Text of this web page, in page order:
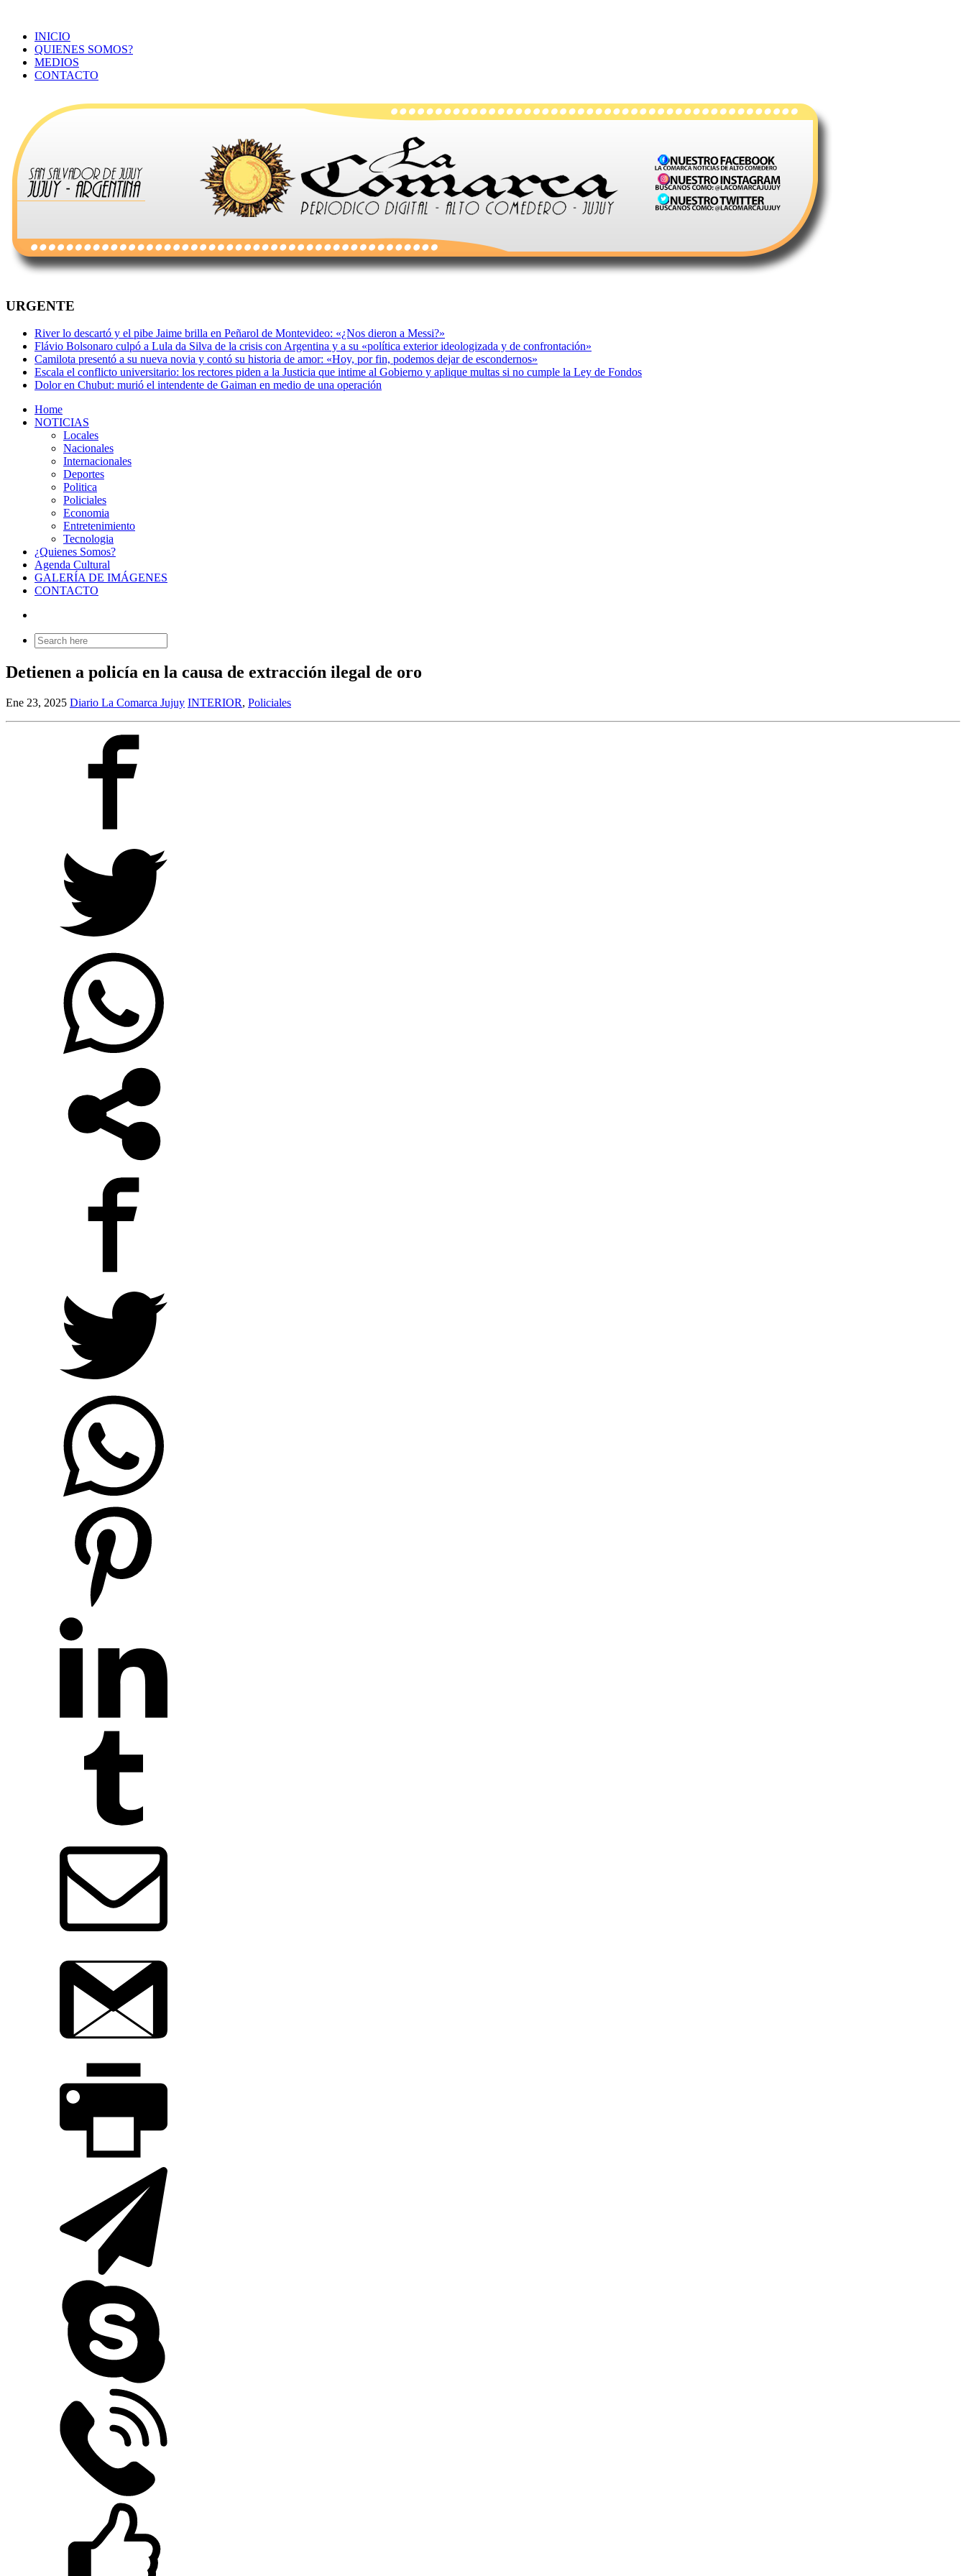
INICIO
QUIENES SOMOS?
MEDIOS
CONTACTO
URGENTE
River lo descartó y el pibe Jaime brilla en Peñarol de Montevideo: «¿Nos dieron a Messi?»
Flávio Bolsonaro culpó a Lula da Silva de la crisis con Argentina y a su «política exterior ideologizada y de confrontación»
Camilota presentó a su nueva novia y contó su historia de amor: «Hoy, por fin, podemos dejar de escondernos»
Escala el conflicto universitario: los rectores piden a la Justicia que intime al Gobierno y aplique multas si no cumple la Ley de Fondos
Dolor en Chubut: murió el intendente de Gaiman en medio de una operación
Home
NOTICIAS
Locales
Nacionales
Internacionales
Deportes
Politica
Policiales
Economia
Entretenimiento
Tecnologia
¿Quienes Somos?
Agenda Cultural
GALERÍA DE IMÁGENES
CONTACTO
Search
for:
Detienen a policía en la causa de extracción ilegal de oro
Ene 23, 2025 Diario La Comarca Jujuy INTERIOR, Policiales